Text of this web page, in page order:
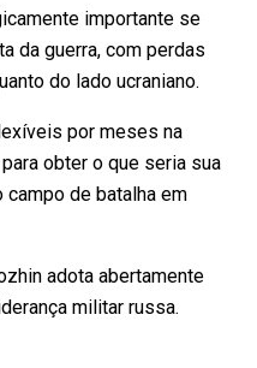
importante se
da guerra, com perdas
do lado ucraniano.
por meses na
obter o que seria sua
de batalha em
adota abertamente
militar russa.